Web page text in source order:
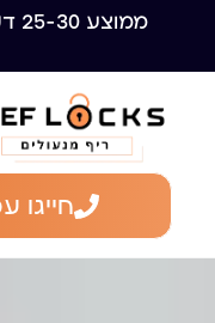
חייגו עכשיו